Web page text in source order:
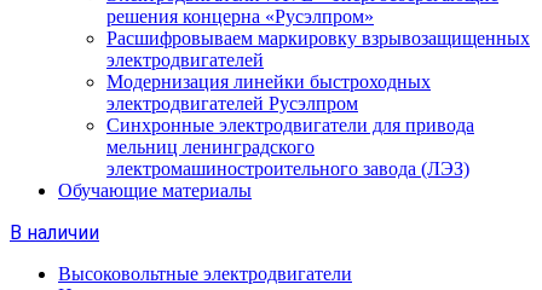
решения концерна «Русэлпром»
Расшифровываем маркировку взрывозащищенных
электродвигателей
Модернизация линейки быстроходных
электродвигателей Русэлпром
Синхронные электродвигатели для привода
мельниц ленинградского
электромашиностроительного завода (ЛЭЗ)
Обучающие материалы
В наличии
Высоковольтные электродвигатели